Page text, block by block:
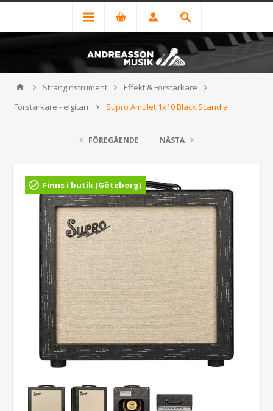
Stränginstrument
Effekt & Förstärkare
Förstärkare - elgitarr
Supro Amulet 1x10 Black Scandia
FÖREGÅENDE NÄSTA
Finns i butik (Göteborg)